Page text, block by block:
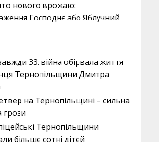
нового врожаю:
Господнє або Яблучний
33: війна обірвала життя
Тернопільщини Дмитра
на Тернопільщині – сильна
грози
Тернопільщини
більше сотні дітей